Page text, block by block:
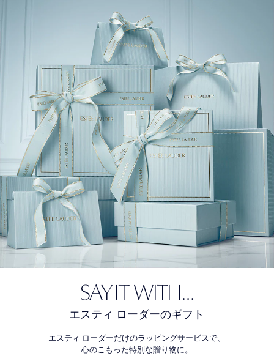
SAY IT WITH…
エスティ ローダーのギフト
エスティ ローダーだけのラッピングサービスで、
心のこもった特別な贈り物に。